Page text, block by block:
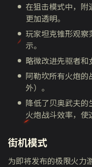
在狙击模式中，附
更加透明。
玩家坦克锥形观察
示。
略微改进先驱者和
阿勒坎所有火炮
外）。
降低了贝奥武夫的
火炮战斗效率，使
街机模式
为即将发布的极限火力